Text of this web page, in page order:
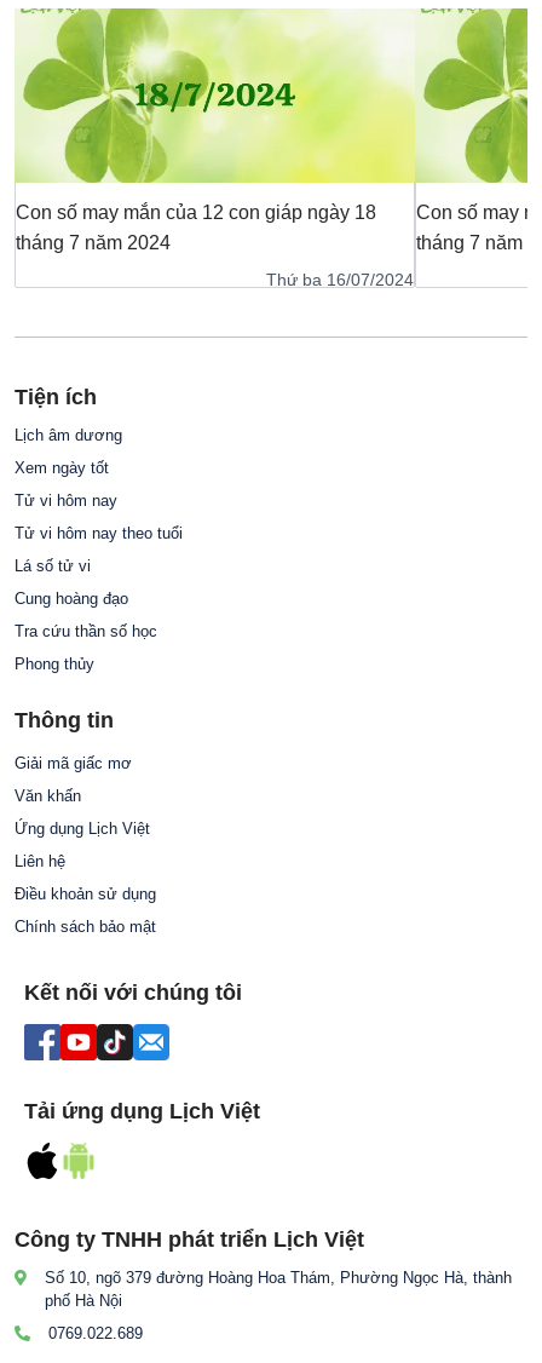
Con số may mắn của 12 con giáp ngày 18
tháng 7 năm 2024
Thứ ba 16/07/2024
Con số may
tháng 7 năm
Công ty TNHH phát triển Lịch Việt
Số 10, ngõ 379 đường Hoàng Hoa Thám, Phường Ngọc Hà, thành
phố Hà Nội
0769.022.689
Tiện ích
Lịch âm dương
Xem ngày tốt
Tử vi hôm nay
Tử vi hôm nay theo tuổi
Lá số tử vi
Cung hoàng đạo
Tra cứu thần số học
Phong thủy
Thông tin
Giải mã giấc mơ
Văn khấn
Ứng dụng Lịch Việt
Liên hệ
Điều khoản sử dụng
Chính sách bảo mật
Kết nối với chúng tôi
Tải ứng dụng Lịch Việt